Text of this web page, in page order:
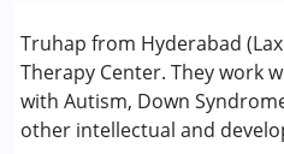
Truhap from Hyderabad
Therapy Center. They work
with Autism, Down
other intellectual and
आकलन
बिहेवियर थेरेपी
बिहेवियर मॉडिफिकेशन
ब्रेन जिम